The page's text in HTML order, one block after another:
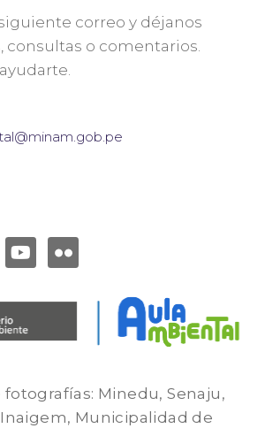
correo y déjanos
consultas o comentarios.
Minedu, Senaju,
Municipalidad de